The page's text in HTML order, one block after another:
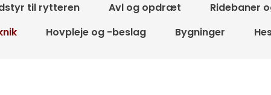
til rytteren Avl og opdræt Ridebaner
Hovpleje og -beslag Bygninger